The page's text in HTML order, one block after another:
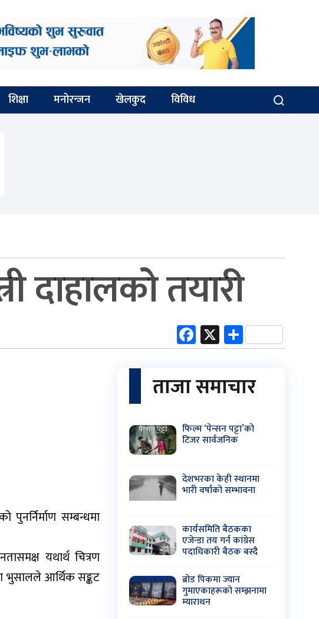
शिक्षा मनोरन्जन खेलकुद विविध
दाहालको तयारी
Facebook
XShare
पुनर्निर्माण सम्बन्धमा
यथार्थ चित्रण
भुसालले आर्थिक सङ्कट
ताजा समाचार
फिल्म ‘पेन्सन पट्टा’को
टिजर सार्वजनिक
देशभरका केही स्थानमा
भारी वर्षाको सम्भावना
कार्यसमिति बैठकका
एजेन्डा तय गर्न कांग्रेस
पदाधिकारी बैठक बस्दै
ब्रोड पिकमा ज्यान
गुमाएकाहरूको सम्झनामा
म्याराथन